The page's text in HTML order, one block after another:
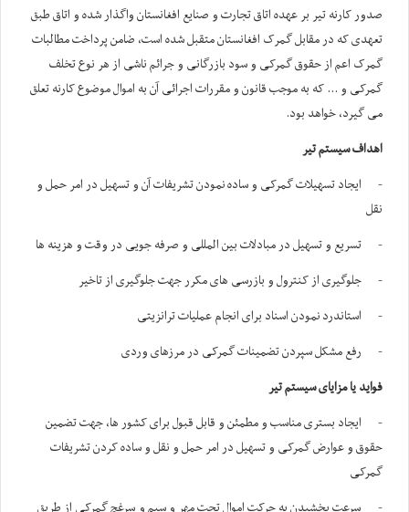
صدور کارنه تیر بر عهده اتاق تجارت و صنایع افغانستان واگذار شده و اتاق طبق
تعهدی که در مقابل گمرک افغانستان متقبل شده است، ضامن پرداخت مطالبات
گمرک اعم از حقوق گمرکی و سود بازرگانی و جرائم ناشی از هر نوع تخلف
گمرکی و ... که به موجب قانون و مقررات اجرائی آن به اموال موضوع کارنه تعلق
می گیرد، خواهد بود.
اهداف سیستم تیر
- ایجاد تسهیلات گمرکی و ساده نمودن تشریفات آن و تسهیل در امر حمل و
نقل
- تسریع و تسهیل در مبادلات بین المللی و صرفه جویی در وقت و هزینه ها
- جلوگیری از کنترول و بازرسی های مکرر جهت جلوگیری از تاخیر
- استاندرد نمودن اسناد برای انجام عملیات ترانزیتی
- رفع مشکل سپردن تضمینات گمرکی در مرزهای وردی
فواید یا مزایای سیستم تیر
- ایجاد بستری مناسب و مطمئن و قابل قبول برای کشور ها، جهت تضمین
حقوق و عوارض گمرکی و تسهیل در امر حمل و نقل و ساده کردن تشریفات
گمرکی
- سرعت بخشیدن به حرکت اموال تحت مهر و سیم و سرغچ گمرکی از طریق